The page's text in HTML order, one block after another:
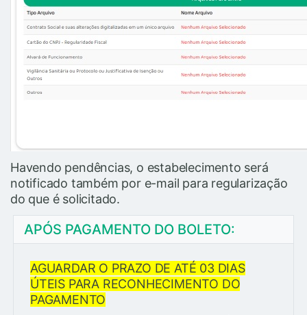
Havendo pendências, o estabelecimento será
notificado também por e-mail para regularização
do que é solicitado.
APÓS PAGAMENTO DO BOLETO:
AGUARDAR O PRAZO DE ATÉ 03 DIAS
ÚTEIS PARA RECONHECIMENTO DO
PAGAMENTO